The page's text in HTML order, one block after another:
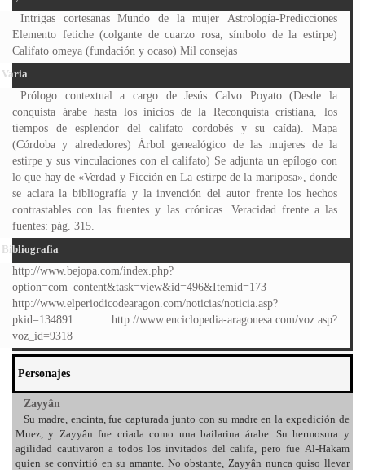
Intrigas cortesanas Mundo de la mujer Astrología-Predicciones
Elemento fetiche (colgante de cuarzo rosa, símbolo de la estirpe)
Califato omeya (fundación y ocaso) Mil consejas
Varia
Prólogo contextual a cargo de Jesús Calvo Poyato (Desde la
conquista árabe hasta los inicios de la Reconquista cristiana, los
tiempos de esplendor del califato cordobés y su caída). Mapa
(Córdoba y alrededores) Árbol genealógico de las mujeres de la
estirpe y sus vinculaciones con el califato) Se adjunta un epílogo con
lo que hay de «Verdad y Ficción en La estirpe de la mariposa», donde
se aclara la bibliografía y la invención del autor frente los hechos
contrastables con las fuentes y las crónicas. Veracidad frente a las
fuentes: pág. 315.
Bibliografia
http://www.bejopa.com/index.php?
option=com_content&task=view&id=496&Itemid=173
http://www.elperiodicodearagon.com/noticias/noticia.asp?
pkid=134891 http://www.enciclopedia-aragonesa.com/voz.asp?
voz_id=9318
Personajes
Zayyân
Su madre, encinta, fue capturada junto con su madre en la expedición de
Muez, y Zayyân fue criada como una bailarina árabe. Su hermosura y
agilidad cautivaron a todos los invitados del califa, pero fue Al-Hakam
quien se convirtió en su amante. No obstante, Zayyân nunca quiso llevar